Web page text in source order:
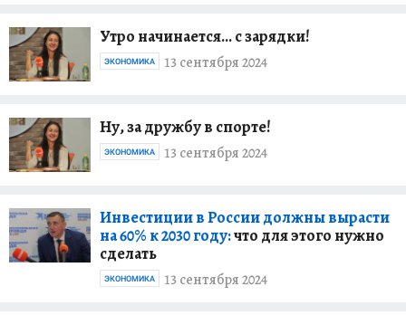
Утро начинается… с зарядки!
13 сентября 2024
ЭКОНОМИКА
Ну, за дружбу в спорте!
13 сентября 2024
ЭКОНОМИКА
Инвестиции в России должны вырасти
на 60% к 2030 году:что для этого нужно
сделать
13 сентября 2024
ЭКОНОМИКА